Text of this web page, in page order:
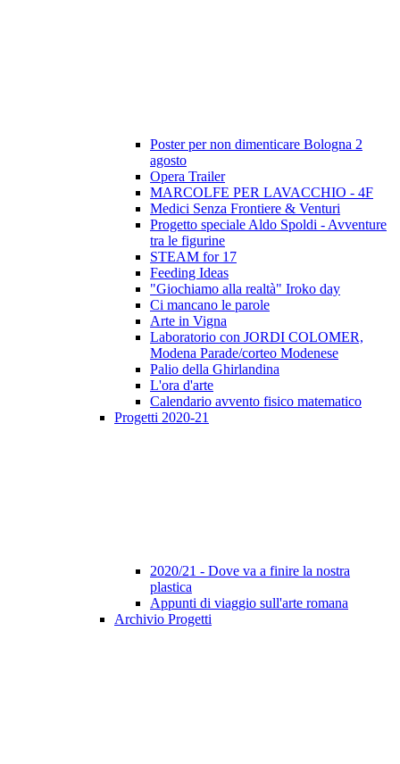
Poster per non dimenticare Bologna 2
agosto
Opera Trailer
MARCOLFE PER LAVACCHIO - 4F
Medici Senza Frontiere & Venturi
Progetto speciale Aldo Spoldi - Avventure
tra le figurine
STEAM for 17
Feeding Ideas
"Giochiamo alla realtà" Iroko day
Ci mancano le parole
Arte in Vigna
Laboratorio con JORDI COLOMER,
Modena Parade/corteo Modenese
Palio della Ghirlandina
L'ora d'arte
Calendario avvento fisico matematico
Progetti 2020-21
2020/21 - Dove va a finire la nostra
plastica
Appunti di viaggio sull'arte romana
Archivio Progetti